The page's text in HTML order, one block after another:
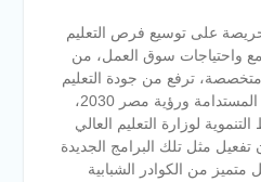
على توسيع فرص التعليم
واحتياجات سوق العمل، من
ترفع من جودة التعليم
الجامعي وتخدم أهداف التنمية المستدامة ورؤية مصر 2030،
لوزارة التعليم العالي
مثل تلك البرامج الجديدة
من الكوادر الشبابية